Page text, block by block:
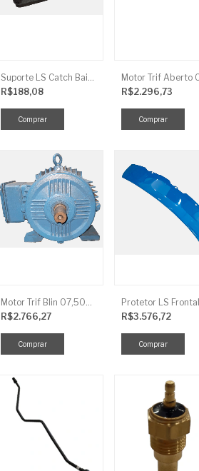
Suporte LS Catch Baixa
R$188,08
R$2.296,73
Motor Trif Blin 07,50CV 2P 04 V IP56
R$2.766,27
R$3.576,72